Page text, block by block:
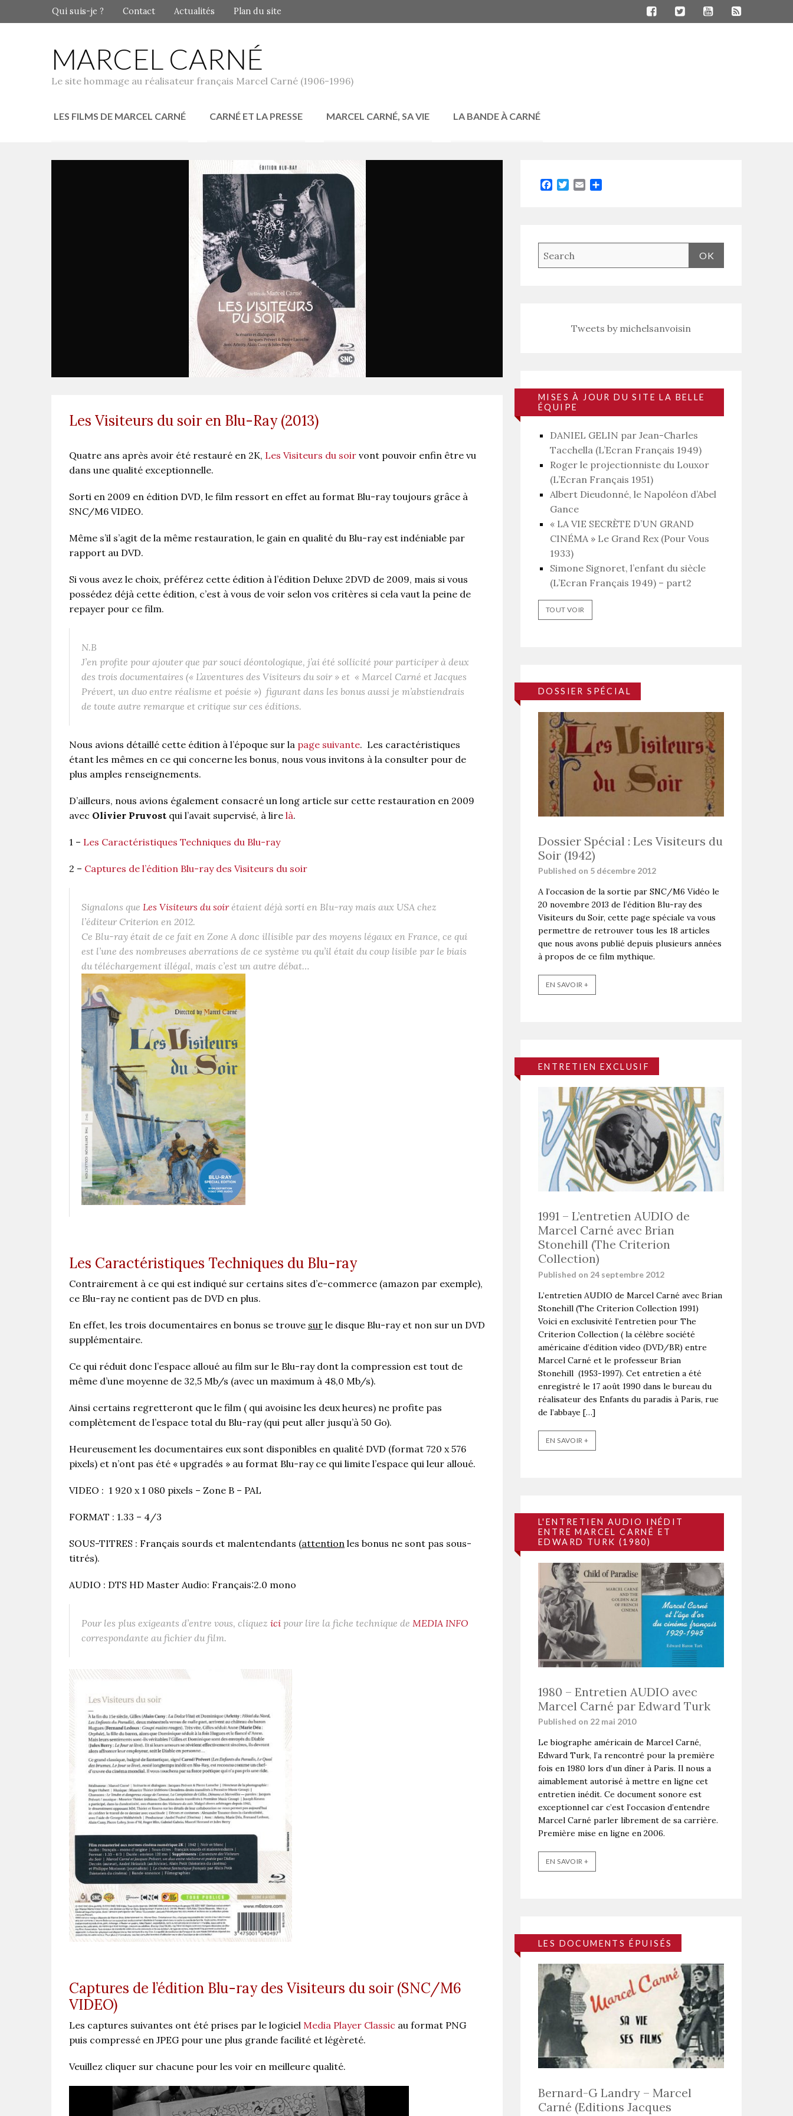
Qui suis-je ? Contact Actualités Plan du site
MARCEL CARNÉ
Le site hommage au réalisateur français Marcel Carné (1906-1996)
LES FILMS DE MARCEL CARNÉ CARNÉ ET LA PRESSE MARCEL CARNÉ, SA VIE LA BANDE À CARNÉ
Les Visiteurs du soir en Blu-Ray (2013)
Quatre ans après avoir été restauré en 2K, Les Visiteurs du soir vont pouvoir enfin être vu
dans une qualité exceptionnelle.
Sorti en 2009 en édition DVD, le film ressort en effet au format Blu-ray toujours grâce à
SNC/M6 VIDEO.
Même s’il s’agit de la même restauration, le gain en qualité du Blu-ray est indéniable par
rapport au DVD.
Si vous avez le choix, préférez cette édition à l’édition Deluxe 2DVD de 2009, mais si vous
possédez déjà cette édition, c’est à vous de voir selon vos critères si cela vaut la peine de
repayer pour ce film.
N.B
J’en profite pour ajouter que par souci déontologique, j’ai été sollicité pour participer à deux
des trois documentaires (« L’aventures des Visiteurs du soir » et « Marcel Carné et Jacques
Prévert, un duo entre réalisme et poésie ») figurant dans les bonus aussi je m’abstiendrais
de toute autre remarque et critique sur ces éditions.
Nous avions détaillé cette édition à l’époque sur la page suivante. Les caractéristiques
étant les mêmes en ce qui concerne les bonus, nous vous invitons à la consulter pour de
plus amples renseignements.
D’ailleurs, nous avions également consacré un long article sur cette restauration en 2009
avec Olivier Pruvost qui l’avait supervisé, à lire là.
1 – Les Caractéristiques Techniques du Blu-ray
2 – Captures de l’édition Blu-ray des Visiteurs du soir
Signalons que Les Visiteurs du soirétaient déjà sorti en Blu-ray mais aux USA chez
l’éditeur Criterion en 2012.
Ce Blu-ray était de ce fait en Zone A donc illisible par des moyens légaux en France, ce qui
est l’une des nombreuses aberrations de ce système vu qu’il était du coup lisible par le biais
du téléchargement illégal, mais c’est un autre débat…
Les Caractéristiques Techniques du Blu-ray
Contrairement à ce qui est indiqué sur certains sites d’e-commerce (amazon par exemple),
ce Blu-ray ne contient pas de DVD en plus.
En effet, les trois documentaires en bonus se trouve sur le disque Blu-ray et non sur un DVD
supplémentaire.
Ce qui réduit donc l’espace alloué au film sur le Blu-ray dont la compression est tout de
même d’une moyenne de 32,5 Mb/s (avec un maximum à 48,0 Mb/s).
Ainsi certains regretteront que le film ( qui avoisine les deux heures) ne profite pas
complètement de l’espace total du Blu-ray (qui peut aller jusqu’à 50 Go).
Heureusement les documentaires eux sont disponibles en qualité DVD (format 720 x 576
pixels) et n’ont pas été « upgradés » au format Blu-ray ce qui limite l’espace qui leur alloué.
VIDEO : 1 920 x 1 080 pixels – Zone B – PAL
FORMAT : 1.33 – 4/3
SOUS-TITRES : Français sourds et malentendants (attention les bonus ne sont pas sous-
titrés).
AUDIO : DTS HD Master Audio: Français:2.0 mono
Pour les plus exigeants d’entre vous, cliquez ici pour lire la fiche technique de MEDIA INFO
correspondante au fichier du film.
Captures de l’édition Blu-ray des Visiteurs du soir (SNC/M6
VIDEO)
Les captures suivantes ont été prises par le logiciel Media Player Classic au format PNG
puis compressé en JPEG pour une plus grande facilité et légèreté.
Veuillez cliquer sur chacune pour les voir en meilleure qualité.
Facebook
Twitter
Email
Tweets by michelsanvoisin
MISES À JOUR DU SITE LA BELLE
ÉQUIPE
DANIEL GELIN par Jean-Charles
Tacchella (L’Ecran Français 1949)
Roger le projectionniste du Louxor
(L’Ecran Français 1951)
Albert Dieudonné, le Napoléon d’Abel
Gance
« LA VIE SECRÈTE D’UN GRAND
CINÉMA » Le Grand Rex (Pour Vous
1933)
Simone Signoret, l’enfant du siècle
(L’Ecran Français 1949) – part2
TOUT VOIR
DOSSIER SPÉCIAL
Dossier Spécial : Les Visiteurs du
Soir (1942)
Published on 5 décembre 2012
A l’occasion de la sortie par SNC/M6 Vidéo le
20 novembre 2013 de l’édition Blu-ray des
Visiteurs du Soir, cette page spéciale va vous
permettre de retrouver tous les 18 articles
que nous avons publié depuis plusieurs années
à propos de ce film mythique.
EN SAVOIR +
ENTRETIEN EXCLUSIF
1991 – L’entretien AUDIO de
Marcel Carné avec Brian
Stonehill (The Criterion
Collection)
Published on 24 septembre 2012
L’entretien AUDIO de Marcel Carné avec Brian
Stonehill (The Criterion Collection 1991)
Voici en exclusivité l’entretien pour The
Criterion Collection ( la célèbre société
américaine d’édition video (DVD/BR) entre
Marcel Carné et le professeur Brian
Stonehill (1953-1997). Cet entretien a été
enregistré le 17 août 1990 dans le bureau du
réalisateur des Enfants du paradis à Paris, rue
de l’abbaye […]
EN SAVOIR +
L'ENTRETIEN AUDIO INÉDIT
ENTRE MARCEL CARNÉ ET
EDWARD TURK (1980)
1980 – Entretien AUDIO avec
Marcel Carné par Edward Turk
Published on 22 mai 2010
Le biographe américain de Marcel Carné,
Edward Turk, l’a rencontré pour la première
fois en 1980 lors d’un dîner à Paris. Il nous a
aimablement autorisé à mettre en ligne cet
entretien inédit. Ce document sonore est
exceptionnel car c’est l’occasion d’entendre
Marcel Carné parler librement de sa carrière.
Première mise en ligne en 2006.
EN SAVOIR +
LES DOCUMENTS ÉPUISÉS
Bernard-G Landry – Marcel
Carné (Editions Jacques